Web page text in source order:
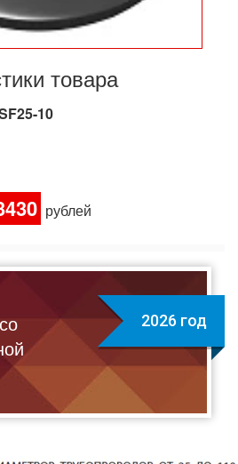
товара
10
рублей
2026 год